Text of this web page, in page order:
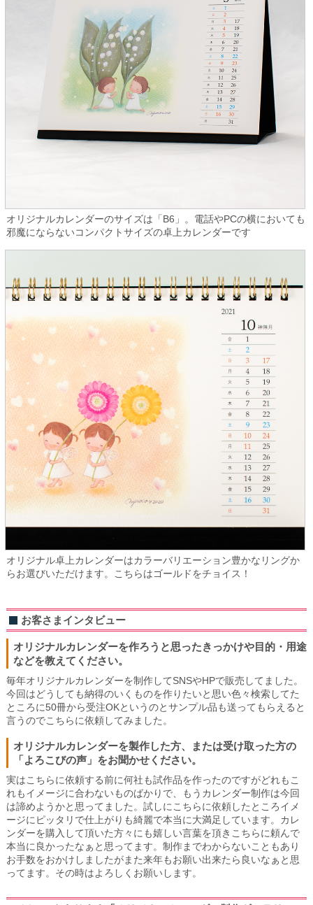
オリジナルカレンダーのサイズは「B6」。電話やPCの横においても
邪魔にならないコンパクトサイズの卓上カレンダーです
オリジナル卓上カレンダーはカラーバリエーション豊かなリングか
らお選びいただけます。こちらはゴールドをチョイス！
お客さまインタビュー
オリジナルカレンダーを作ろうと思ったきっかけや目的・用途
などを教えてください。
毎年オリジナルカレンダーを制作してSNSやHPで販売してました。
今回はどうしても納得のいくものを作りたいと思い色々検索してた
ところに50冊から受注OKというのとサンプル品も送ってもらえると
言うのでこちらに依頼してみました。
オリジナルカレンダーを製作した方、または受け取った方の
「よろこびの声」をお聞かせください。
実はこちらに依頼する前に何社も試作品を作ったのですがどれもこ
れもイメージに合わないものばかりで、もうカレンダー制作は今回
は諦めようかと思ってました。試しにこちらに依頼したところイメ
ージにピッタリで仕上がりも綺麗で本当に大満足しています。カレ
ンダーを購入して頂いた方々にも嬉しい言葉を頂きこちらに頼んで
本当に良かったなぁと思ってます。制作までわからないこともあり
お手数をおかけしましたがまた来年もお願い出来たら良いなぁと思
ってます。その時はよろしくお願いします。